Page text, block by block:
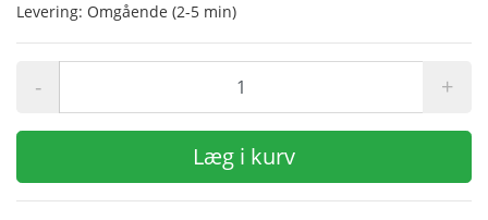
Levering: Omgående (2-5 min)
- +
Læg i kurv